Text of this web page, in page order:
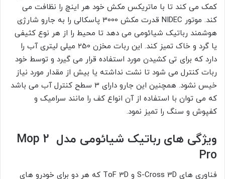
کمک می کند تا با ماتریکس مکش خود هر اینچ را نظافت می
کند. موتور NIDEC قدرت مکش 3000 پاسکالی را به جارو شارژی
هوشمند رباتیک شیائومی می دهد تا محیط را از هر نوع کثیفی
یا گرد و خاک تمیز کند. این ربات مخزن 250 میلی لیتری آب را
دارد که برای تی کشیدن مورد استفاده قرار می گیرد و توسط خود
ربات کنترل می شود تا نشت نداشته یا بیش از مقدار مورد نیاز
خیس نشود. همچنین این جارو دارای 3 سطح کنترل آب می باشد
که می توان با استفاده از آن انواع کف را مانند سرامیک و
کفپوش و سنگ را تمیز نمود.
ویژگی های رباتیک شیائومی مدل Mop 2
Pro
فناوری های S-Cross 3D و ToF 3D که هر دو برای خودرو های